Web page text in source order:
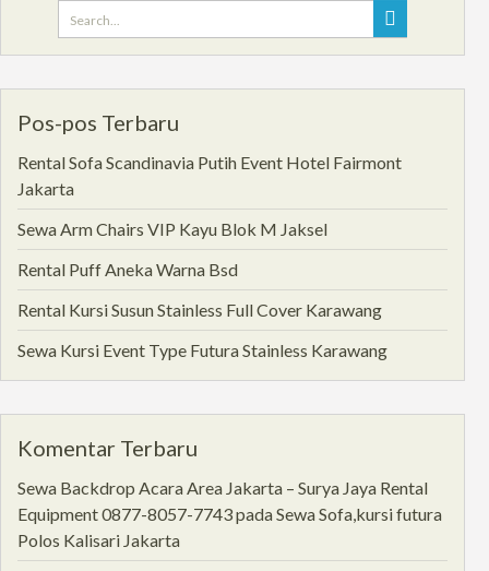
Search
for:
Pos-pos Terbaru
Rental Sofa Scandinavia Putih Event Hotel Fairmont
Jakarta
Sewa Arm Chairs VIP Kayu Blok M Jaksel
Rental Puff Aneka Warna Bsd
Rental Kursi Susun Stainless Full Cover Karawang
Sewa Kursi Event Type Futura Stainless Karawang
Komentar Terbaru
Sewa Backdrop Acara Area Jakarta – Surya Jaya Rental
Equipment 0877-8057-7743padaSewa Sofa,kursi futura
Polos Kalisari Jakarta